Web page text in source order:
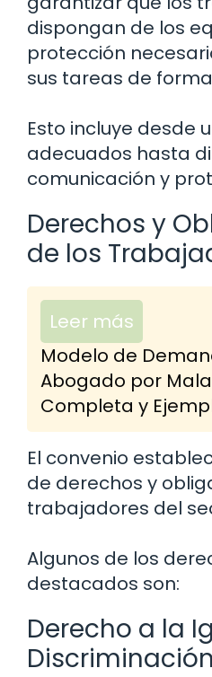
dispongan de los
protección
sus tareas de
Esto incluye desde
adecuados hasta
comunicación y
Derechos y
de los
Leer más
Modelo de
Abogado por Mala
Completa y
El convenio
de derechos y
trabajadores del
Algunos de los
destacados son:
Derecho a la
Discriminación